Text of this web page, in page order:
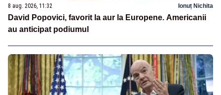
8 aug. 2026, 11:32 Ionuț Nichita
David Popovici, favorit la aur la Europene. Americanii
au anticipat podiumul